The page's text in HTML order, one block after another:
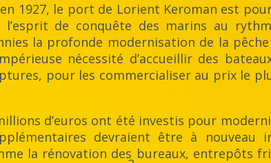
1927, le port de Lorient Keroman est
l’esprit de conquête des marins au
la profonde modernisation de la
nécessité d’accueillir des
pour les commercialiser au prix le
d’euros ont été investis pour
devraient être à nouveau
la rénovation des bureaux, entrepôts